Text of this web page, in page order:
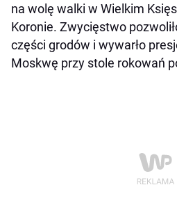
na wolę walki w Wielkim
Koronie. Zwycięstwo
części grodów i wywarło
Moskwę przy stole rokowań